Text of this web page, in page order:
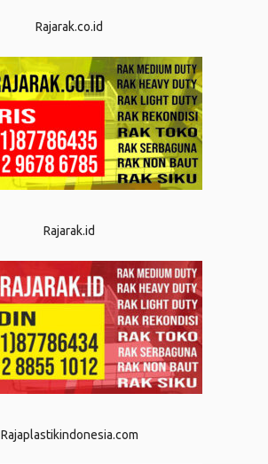
Rajarak.co.id
Rajarak.id
Rajaplastikindonesia.com